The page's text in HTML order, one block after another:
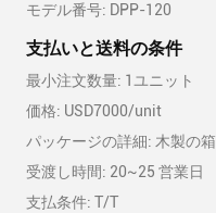
モデル番号: DPP-120
支払いと送料の条件
最小注文数量: 1ユニット
価格: USD7000/unit
パッケージの詳細: 木製の箱
受渡し時間: 20~25 営業日
支払条件: T/T